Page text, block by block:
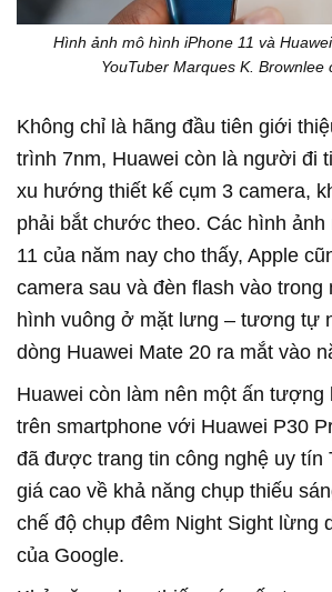
Hình ảnh mô hình iPhone 11 và
YouTuber Marques K. Brownlee
Không chỉ là hãng đầu tiên giới
trình 7nm, Huawei còn là người đi
xu hướng thiết kế cụm 3 camera,
phải bắt chước theo. Các hình ảnh
11 của năm nay cho thấy, Apple
camera sau và đèn flash vào trong
hình vuông ở mặt lưng – tương tự
dòng Huawei Mate 20 ra mắt vào
Huawei còn làm nên một ấn tượng
trên smartphone với Huawei P30
đã được trang tin công nghệ uy tín
giá cao về khả năng chụp thiếu
chế độ chụp đêm Night Sight lừng
của Google.